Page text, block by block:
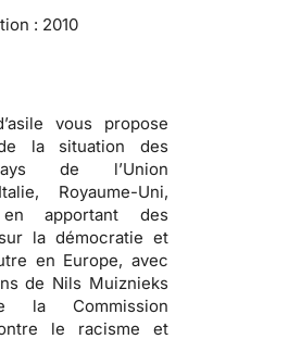
: 2010
vous propose
la situation des
de l’Union
Royaume-Uni,
apportant des
la démocratie et
en Europe, avec
de Nils Muiznieks
la Commission
le racisme et